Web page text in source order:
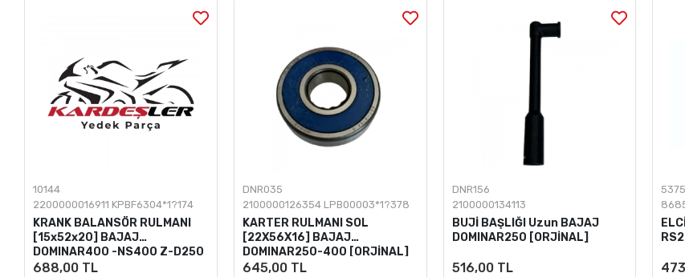
10144
2200000016911 KPBF6304*1?174
KRANK BALANSÖR RULMANI
[15x52x20] BAJAJ
DOMINAR400 -NS400 Z-D250
[ORJİNAL]
688,00 TL
DNR035
2100000126354 LPB00003*1?378
KARTER RULMANI SOL
[22X56X16] BAJAJ
DOMINAR250-400 [ORJİNAL]
645,00 TL
DNR156
2100000134113
BUJİ BAŞLIĞI Uzun BAJAJ
DOMINAR250 [ORJİNAL]
516,00 TL